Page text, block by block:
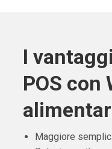
I
POS con
Maggiore